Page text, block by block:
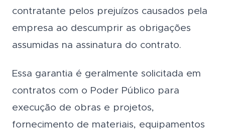
contratante pelos prejuízos causados pela
empresa ao descumprir as obrigações
assumidas na assinatura do contrato.
Essa garantia é geralmente solicitada em
contratos com o Poder Público para
execução de obras e projetos,
fornecimento de materiais, equipamentos